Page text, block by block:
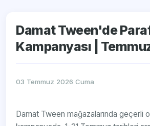
Damat Tween'de
Kampanyası |
03 Temmuz 2026 Cuma
Damat Tween mağazalarında geçerli